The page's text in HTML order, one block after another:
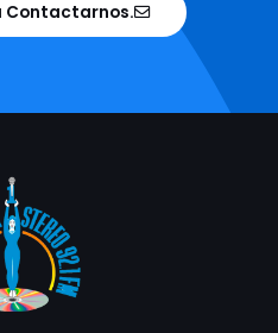
Contactarnos.